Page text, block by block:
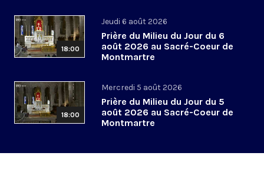
18:00
Jeudi 6 août 2026
Prière du Milieu du Jour du 6
août 2026 au Sacré-Coeur de
Montmartre
18:00
Mercredi 5 août 2026
Prière du Milieu du Jour du 5
août 2026 au Sacré-Coeur de
Montmartre